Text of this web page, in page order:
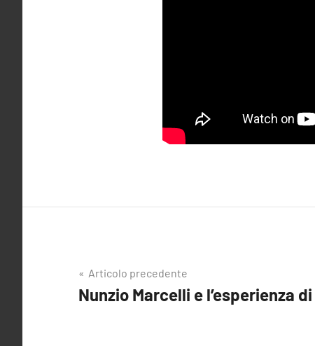
Navigazione
articoli
Articolo precedente
Nunzio Marcelli e l’esperienza